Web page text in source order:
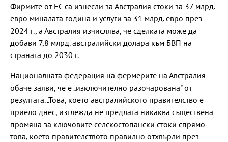
Фирмите от ЕС са изнесли за Австралия стоки за 37 млрд.
евро миналата година и услуги за 31 млрд. евро през
2024 г., а Австралия изчислява, че сделката може да
добави 7,8 млрд. австралийски долара към БВП на
страната до 2030 г.
Националната федерация на фермерите на Австралия
обаче заяви, че е „изключително разочарована" от
резултата. „Това, което австралийското правителство е
приело днес, изглежда не предлага никаква съществена
промяна за ключовите селскостопански стоки спрямо
това, което правителството правилно отхвърли през